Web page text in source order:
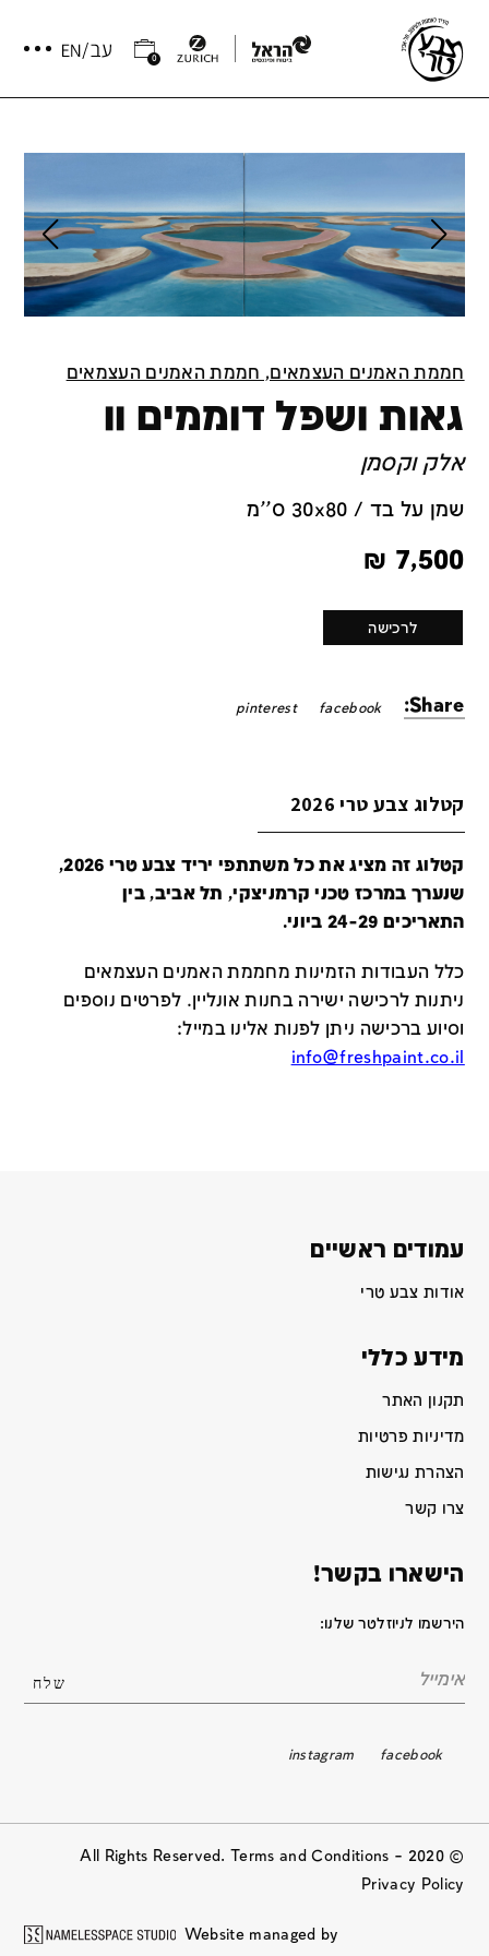
0
חממת האמנים העצמאים, חממת האמנים העצמאים
גאות ושפל דוממים וו
אלק וקסמן
שמן על בד / 30x80 ס''מ
7,500
₪
לרכישה
Share:
facebook
pinterest
קטלוג צבע טרי 2026
קטלוג זה מציג את כל משתתפי יריד צבע טרי 2026,
שנערך במרכז טכני קרמניצקי, תל אביב, בין
התאריכים 24-29 ביוני.
כלל העבודות הזמינות מחממת האמנים העצמאים
ניתנות לרכישה ישירה בחנות אונליין. לפרטים נוספים
וסיוע ברכישה ניתן לפנות אלינו במייל:
info@freshpaint.co.il
עמודים ראשיים
אודות צבע טרי
מידע כללי
תקנון האתר
מדיניות פרטיות
הצהרת נגישות
צרו קשר
הישארו בקשר!
הירשמו לניוזלטר שלנו:
facebook
instagram
© 2020 All Rights Reserved. Terms and Conditions –
Privacy Policy
Website managed by